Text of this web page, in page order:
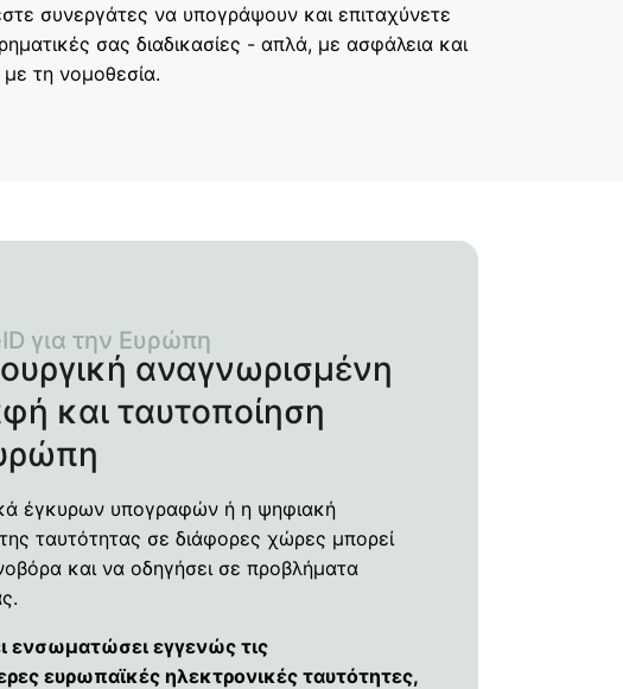
συνεργάτες να υπογράψουν και επιταχύνετε
σας διαδικασίες - απλά, με ασφάλεια και
τη νομοθεσία.
αναγνωρισμένη
και ταυτοποίηση
για την Ευρώπη
έγκυρων υπογραφών ή η ψηφιακή
ταυτότητας σε διάφορες χώρες μπορεί
και να οδηγήσει σε προβλήματα
ενσωματώσει εγγενώς τις
ευρωπαϊκές ηλεκτρονικές ταυτότητες,